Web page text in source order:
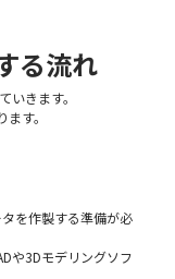
る流れ
いきます。
す。
を作製する準備が必
や3Dモデリングソフ